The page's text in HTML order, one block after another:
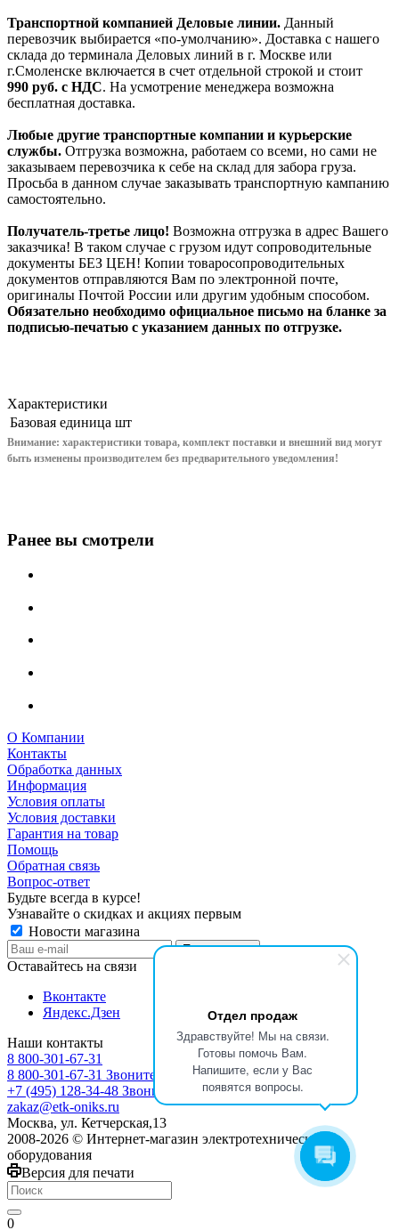
Отдел продаж
Здравствуйте! Мы на связи.
Готовы помочь Вам.
Напишите, если у Вас
появятся вопросы.
Транспортной компанией Деловые линии. Данный
перевозчик выбирается «по-умолчанию». Доставка с нашего
склада до терминала Деловых линий в г. Москве или
г.Смоленске включается в счет отдельной строкой и стоит
990 руб. с НДС. На усмотрение менеджера возможна
бесплатная доставка.
Любые другие транспортные компании и курьерские
службы. Отгрузка возможна, работаем со всеми, но сами не
заказываем перевозчика к себе на склад для забора груза.
Просьба в данном случае заказывать транспортную кампанию
самостоятельно.
Получатель-третье лицо! Возможна отгрузка в адрес Вашего
заказчика! В таком случае с грузом идут сопроводительные
документы БЕЗ ЦЕН! Копии товаросопроводительных
документов отправляются Вам по электронной почте,
оригиналы Почтой России или другим удобным способом.
Обязательно необходимо официальное письмо на бланке за
подписью-печатью с указанием данных по отгрузке.
Характеристики
Базовая единица шт
Внимание: характеристики товара, комплект поставки и внешний вид могут
быть изменены производителем без предварительного уведомления!
Ранее вы смотрели
О Компании
Контакты
Обработка данных
Информация
Условия оплаты
Условия доставки
Гарантия на товар
Помощь
Обратная связь
Вопрос-ответ
Будьте всегда в курсе!
Узнавайте о скидках и акциях первым
Новости магазина
Оставайтесь на связи
Вконтакте
Яндекс.Дзен
Наши контакты
8 800-301-67-31
8 800-301-67-31 Звоните с 9:00 до 17:00
+7 (495) 128-34-48 Звоните с 8:30 до 17:30
zakaz@etk-oniks.ru
Москва, ул. Кетчерская,13
2008-2026 © Интернет-магазин электротехнического
оборудования
Версия для печати
0